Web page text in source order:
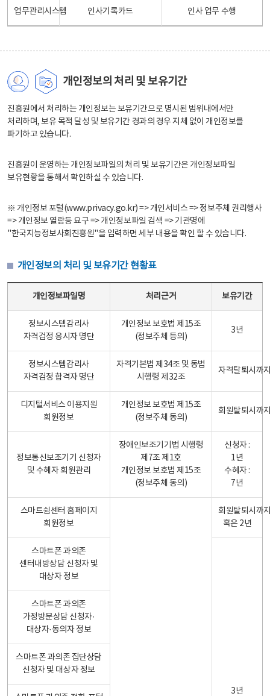
업무관리시스템 인사기록카드 인사 업무 수행
개인정보의 처리 및 보유기간
진흥원에서 처리하는 개인정보는 보유기간으로 명시된 범위내에서만
처리하며, 보유 목적 달성 및 보유기간 경과의 경우 지체 없이 개인정보를
파기하고 있습니다.
진흥원이 운영하는 개인정보파일의 처리 및 보유기간은 개인정보파일
보유현황을 통해서 확인하실 수 있습니다.
※ 개인정보 포털(www.privacy.go.kr) => 개인서비스 => 정보주체 권리행사
=> 개인정보 열람등 요구 => 개인정보파일 검색 => 기관명에
"한국지능정보사회진흥원"을 입력하면 세부 내용을 확인 할 수 있습니다.
개인정보의 처리 및 보유기간 현황표
개인정보파일명 처리근거 보유기간
정보시스템감리사
자격검정 응시자 명단
개인정보 보호법 제15조
(정보주체 등의)
3년
정보시스템감리사
자격검정 합격자 명단
자격기본법 제34조 및 동법
시행령 제32조
자격탈퇴시까
디지털서비스 이용지원
회원정보
개인정보 보호법 제15조
(정보주체 동의)
회원탈퇴시까
정보통신보조기기 신청자
및 수혜자 회원관리
장애인보조기기법 시행령
제7조 제1호
개인정보 보호법 제15조
(정보주체 동의)
신청자 :
1년
수혜자 :
7년
스마트쉼센터 홈페이지
회원정보
회원탈퇴시까
혹은 2년
스마트폰 과의존
센터내방상담 신청자 및
대상자 정보
3년
스마트폰 과의존
가정방문상담 신청자·
대상자·동의자 정보
스마트폰 과의존 집단상담
신청자 및 대상자 정보